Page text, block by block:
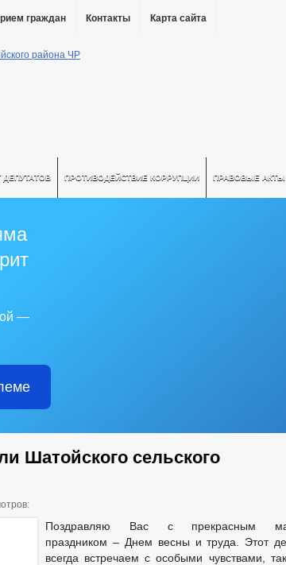
граждан Контакты Карта сайта
ДЕПУТАТОВ ПРОТИВОДЕЙСТВИЕ КОРРУПЦИИ ПРАВОВЫЕ АКТЫ
—
Шатойского сельского
Поздравляю Вас с прекрасным
праздником – Днем весны и труда. Этот
всегда встречаем с особыми чувствами,